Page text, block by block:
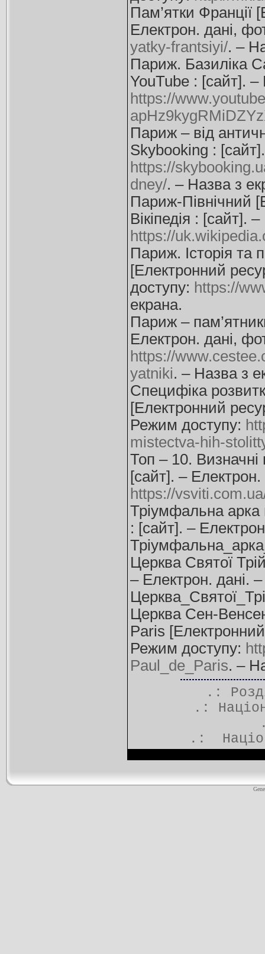
Пам’ятки Франції
Електрон. дані,
yatky-frantsiyi/. –
Париж. Базиліка
YouTube : [сайт].
https://
Париж – від
Skybooking :
https://
dney/. – Назва з
Париж-Північний
Вікіпедія : [сайт].
https://
Париж. Історія та
[Електронний
доступу: https://
екрана.
Париж –
Електрон. дані,
https://
yatniki. – Назва з
Специфіка
[Електронний
Режим доступу:
mistectva-hih-
Топ – 10.
[сайт]. –
https://
Тріумфальна арка
: [сайт]. –
Церква Святої
– Електрон. дані.
Церква Сен-
Paris
Режим доступу:
Paul_de_Paris. –
.:
.:
.: